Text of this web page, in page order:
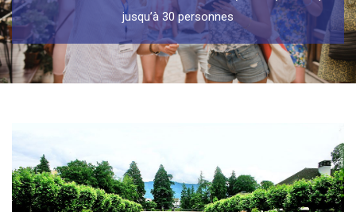
jusqu’à 30 personnes